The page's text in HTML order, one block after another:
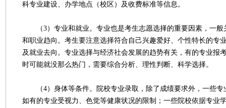
科专业建设、办学地点（校区）及收费标准等信息。
（3）专业和就业。专业也是考生志愿选择的重要因素，一般
和职业趋向。考生要注意选择符合自己兴趣爱好、个性特长的专
及就业去向。专业选择与经济社会发展的趋势有关，有的专业报
时可能就没那么热门，需要综合分析、理性判断、科学选择。
（4）身体等条件。院校专业录取，除了成绩要求外，一些专
如有的专业受视力、色觉等健康状况的限制；一些院校依据专业